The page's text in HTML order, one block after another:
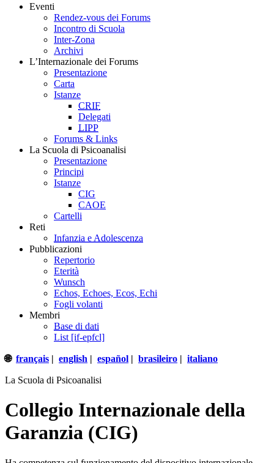
Eventi
Rendez-vous dei Forums
Incontro di Scuola
Inter-Zona
Archivi
L’Internazionale dei Forums
Presentazione
Carta
Istanze
CRIF
Delegati
LIPP
Forums & Links
La Scuola di Psicoanalisi
Presentazione
Principi
Istanze
CIG
CAOE
Cartelli
Reti
Infanzia e Adolescenza
Pubblicazioni
Repertorio
Eterità
Wunsch
Echos, Echoes, Ecos, Echi
Fogli volanti
Membri
Base di dati
List [if-epfcl]
🌐 français | english | español | brasileiro | italiano
La Scuola di Psicoanalisi
Collegio Internazionale della
Garanzia (CIG)